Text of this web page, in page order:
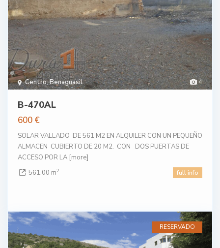
4
Centro,Benaguasil
B-470AL
600 €
SOLAR VALLADO DE 561 M2 EN ALQUILER CON UN PEQUEÑO
ALMACEN CUBIERTO DE 20 M2. CON DOS PUERTAS DE
ACCESO POR LA [more]
561.00 m2 full info
RESERVADO